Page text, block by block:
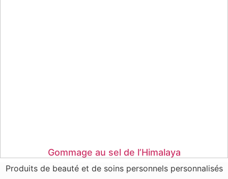
Gommage au sel de l’Himalaya
Produits de beauté et de soins personnels personnalisés